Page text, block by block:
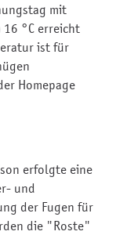
mit
°C erreicht
ist für
Homepage
erfolgte eine
und
der Fugen für
die "Roste"